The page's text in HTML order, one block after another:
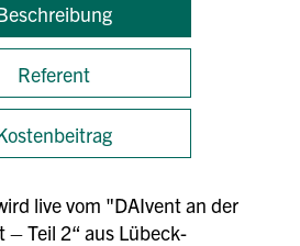
Referent
live vom "DAIvent an der
– Teil 2“ aus Lübeck-